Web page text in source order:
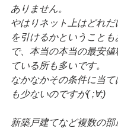
ありません。
やはりネット上はどれ
を引けるかということ
で、本当の本当の最安値
ている所も多いです。
なかなかその条件に当
も少ないのですが( ;∀;)
新築戸建てなど複数の